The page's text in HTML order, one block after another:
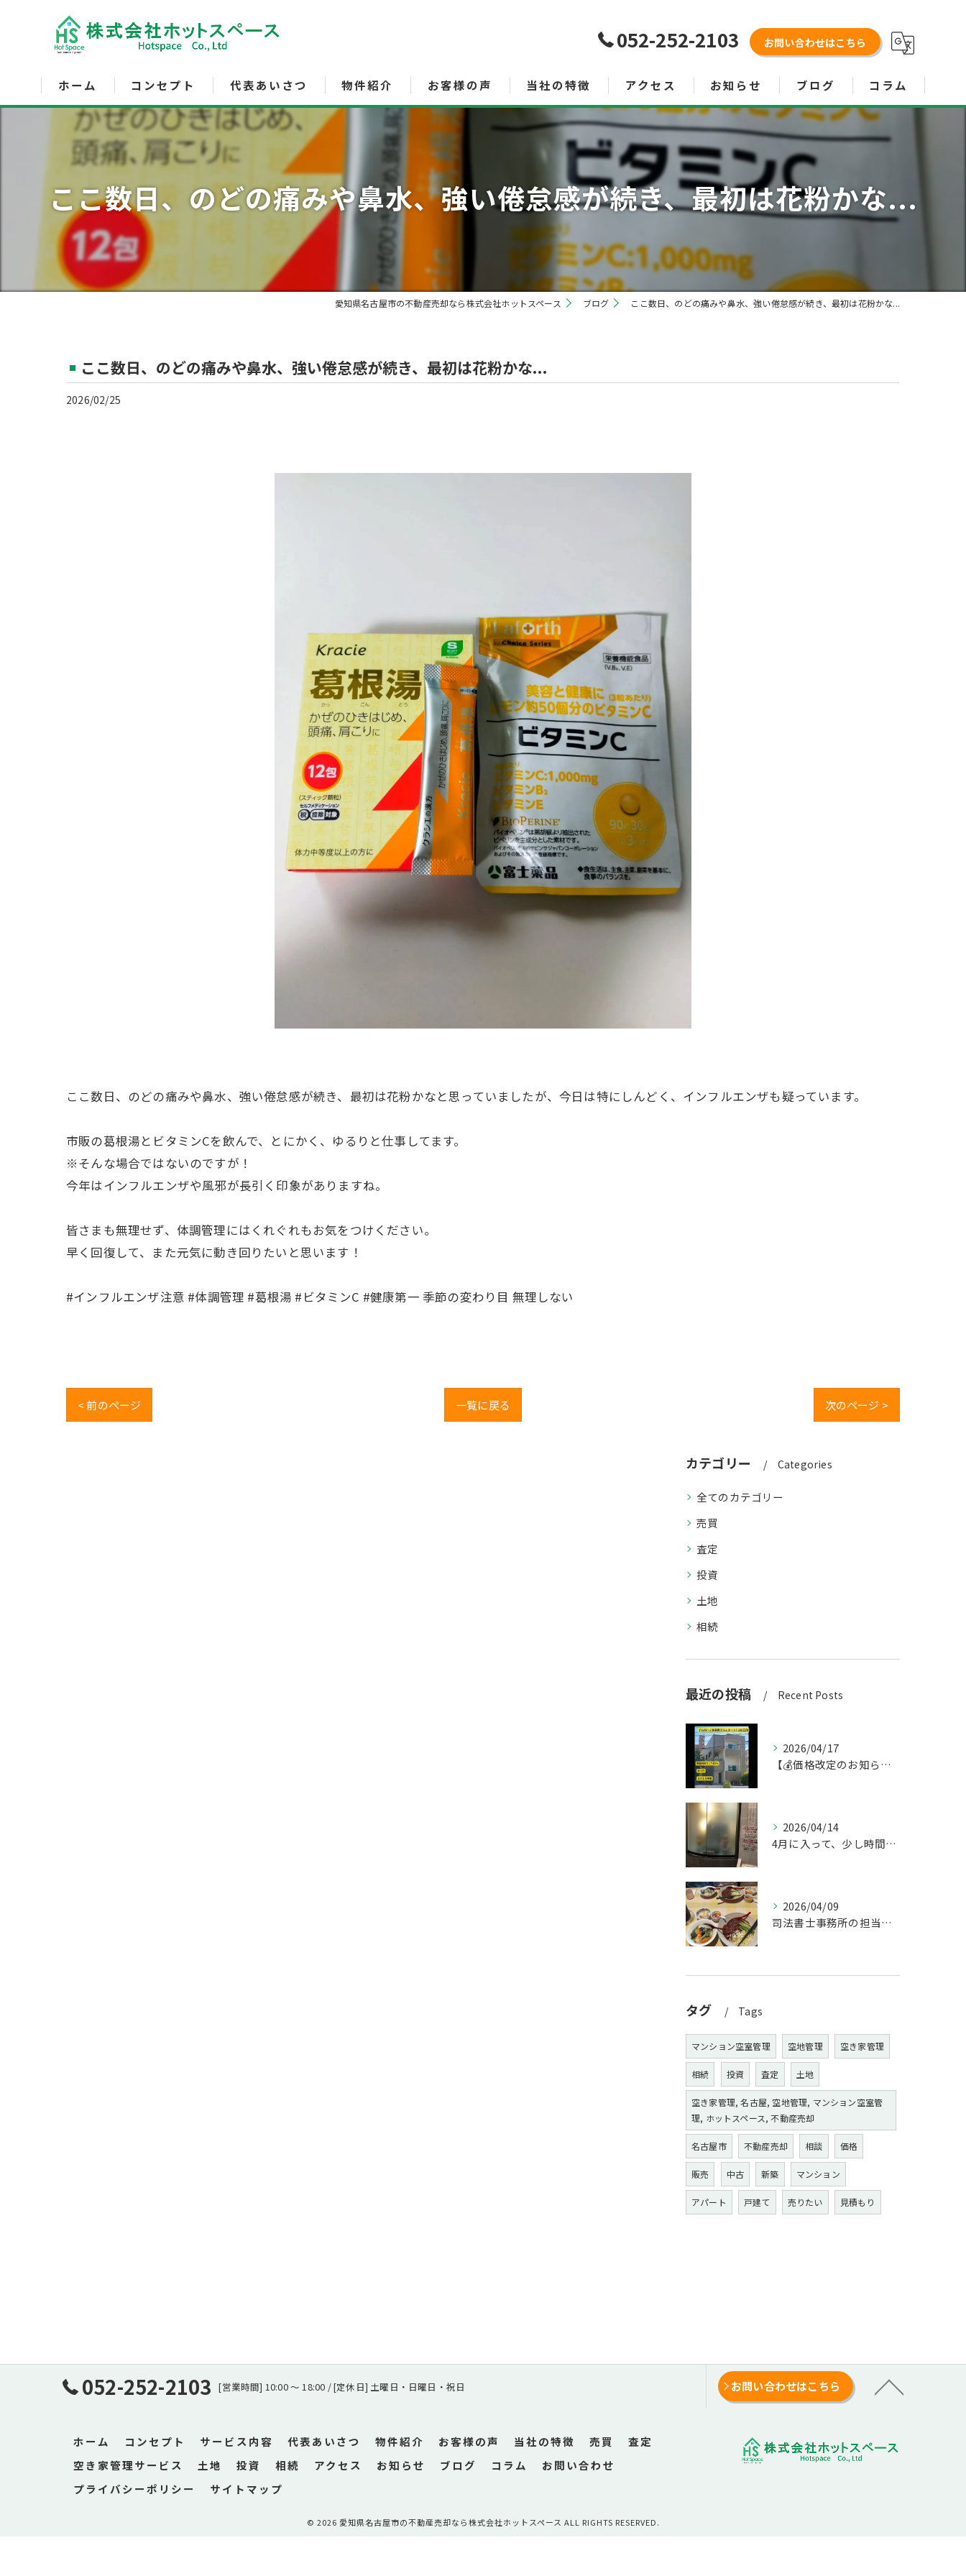
052-252-2103 お問い合わせはこちら
ホーム コンセプト
サービス内容
代表あいさつ 物件紹介 お客様の声 当社の特徴
売買
空き家管理サービス
投資
相続
アクセス お知らせ ブログ コラム
ここ数日、のどの痛みや鼻水、強い倦怠感が続き、最初は花粉かな...
愛知県名古屋市の不動産売却なら株式会社ホットスペース ブログ ここ数日、のどの痛みや鼻水、強い倦怠感が続き、最初は花粉かな...
ここ数日、のどの痛みや鼻水、強い倦怠感が続き、最初は花粉かな...
2026/02/25
ここ数日、のどの痛みや鼻水、強い倦怠感が続き、最初は花粉かなと思っていましたが、今日は特にしんどく、インフルエンザも疑っています。
市販の葛根湯とビタミンCを飲んで、とにかく、ゆるりと仕事してます。
※そんな場合ではないのですが！
今年はインフルエンザや風邪が長引く印象がありますね。
皆さまも無理せず、体調管理にはくれぐれもお気をつけください。
早く回復して、また元気に動き回りたいと思います！
#インフルエンザ注意 #体調管理 #葛根湯 #ビタミンC #健康第一 季節の変わり目 無理しない
< 前のページ 一覧に戻る 次のページ >
カテゴリー Categories
全てのカテゴリー
売買
査定
投資
土地
相続
最近の投稿 Recent Posts
2026/04/17
【💰価格改定のお知らせ】
2026/04/14
4月に入って、少し時間ができたのでお墓参りへ。
2026/04/09
司法書士事務所の担当者が来訪されたので、会社から徒歩圏内の「...
タグ Tags
マンション空室管理 空地管理 空き家管理
相続 投資 査定 土地
空き家管理, 名古屋, 空地管理, マンション空室管
理, ホットスペース, 不動産売却
名古屋市 不動産売却 相談 価格
販売 中古 新築 マンション
アパート 戸建て 売りたい 見積もり
052-252-2103 [営業時間] 10:00 〜 18:00 / [定休日] 土曜日・日曜日・祝日 お問い合わせはこちら
ホーム コンセプト サービス内容 代表あいさつ 物件紹介 お客様の声 当社の特徴 売買
査定
空き家管理サービス
土地 投資 相続 アクセス お知らせ ブログ コラム
お問い合わせ
プライバシーポリシー
サイトマップ
© 2026 愛知県名古屋市の不動産売却なら株式会社ホットスペース ALL RIGHTS RESERVED.